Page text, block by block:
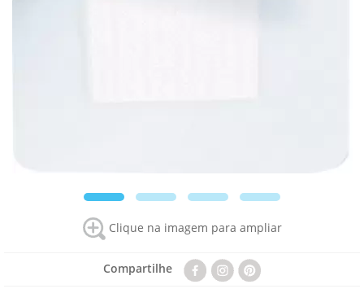
Clique na imagem para ampliar
Compartilhe